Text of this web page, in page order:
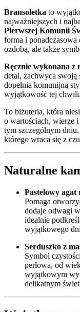
Bransoletka to
najważniejszych i
Pierwszej Komunii
forma i ponadczasowa
ozdobą, ale także
Ręcznie wykonana z
detal, zachwyca
dopełnia komunijną
wyjątkowość tej chwili.
To biżuteria, która
o wartościach, wierze
tym szczególnym
którego wraca się z
Naturalne
Pastelowy agat
Pomaga
dodaje odwagi
idealnie
wyjątkowego
Serduszko z
Symbol
perłowa, od
wyjątkowym
delikatnym